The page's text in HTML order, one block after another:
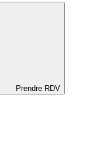
Prendre RDV